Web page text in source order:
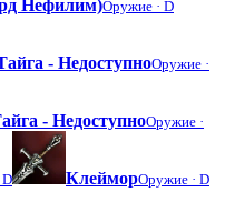
Нефилим)Оружие · D
- НедоступноОружие ·
- НедоступноОружие ·
D КлейморОружие · D